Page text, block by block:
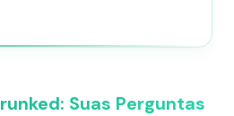
Suas Perguntas